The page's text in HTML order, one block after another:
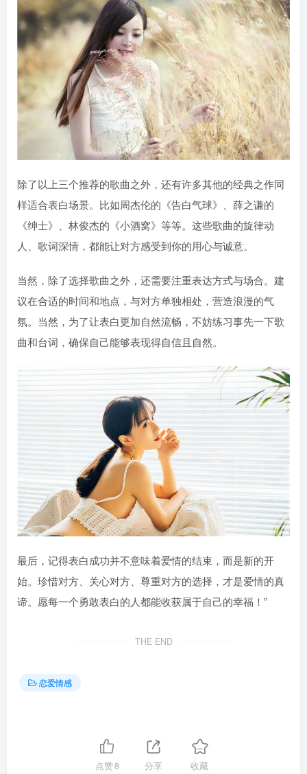
除了以上三个推荐的歌曲之外，还有许多其他的经典之作同
样适合表白场景。比如周杰伦的《告白气球》、薛之谦的
《绅士》、林俊杰的《小酒窝》等等。这些歌曲的旋律动
人、歌词深情，都能让对方感受到你的用心与诚意。
当然，除了选择歌曲之外，还需要注重表达方式与场合。建
议在合适的时间和地点，与对方单独相处，营造浪漫的气
氛。当然，为了让表白更加自然流畅，不妨练习事先一下歌
曲和台词，确保自己能够表现得自信且自然。
最后，记得表白成功并不意味着爱情的结束，而是新的开
始。珍惜对方、关心对方、尊重对方的选择，才是爱情的真
谛。愿每一个勇敢表白的人都能收获属于自己的幸福！”
THE END
恋爱情感
点赞8 分享 收藏